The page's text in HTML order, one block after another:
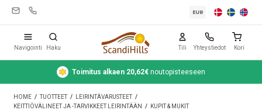
Leirintävarusteet
Teltat
EUR
Navigointi Haku Tili Yhteystiedot Kori
Toimitus alkaen 20,62€ noutopisteeseen
HOME / TUOTTEET / LEIRINTÄVARUSTEET /
KEITTIÖVÄLINEET JA -TARVIKKEET LEIRINTÄÄN
/ KUPIT & MUKIT